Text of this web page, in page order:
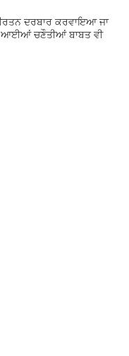
ਦਰਬਾਰ ਕਰਵਾਇਆ ਜਾ
ਆਈਆਂ ਚਣੌਤੀਆਂ ਬਾਬਤ ਵੀ